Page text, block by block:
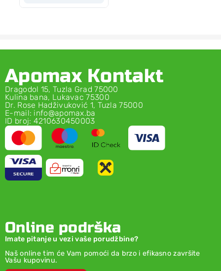
Apomax Kontakt
Dragodol 15, Tuzla Grad 75000
Kulina bana, Lukavac 75300
Dr. Rose Hadživuković 1, Tuzla 75000
E-mail: info@apomax.ba
ID broj: 4210630450003
Online podrška
Imate pitanje u vezi vaše porudžbine?
Naš online tim će Vam pomoći da brzo i efikasno završite
Vašu kupovinu.